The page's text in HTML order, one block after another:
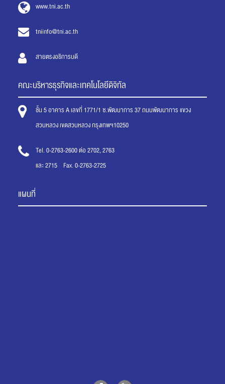
www.tni.ac.th
tniinfo@tni.ac.th
สายตรงอธิการบดี
คณะบริหารธุรกิจและเทคโนโลยีดิจิทัล
ชั้น 5 อาคาร A เลขที่ 1771/1 ซ.พัฒนาการ 37 ถนนพัฒนาการ แขวง
สวนหลวง เขตสวนหลวง กรุงเทพฯ10250
Tel. 0-2763-2600 ต่อ 2702, 2763
และ 2715 Fax. 0-2763-2725
แผนที่